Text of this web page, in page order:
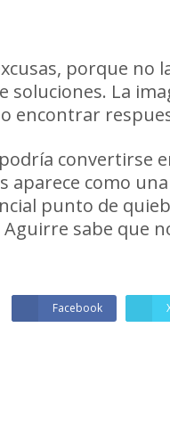
porque no
soluciones. La
encontrar
convertirse
aparece como una
punto de
Aguirre sabe que
Facebook